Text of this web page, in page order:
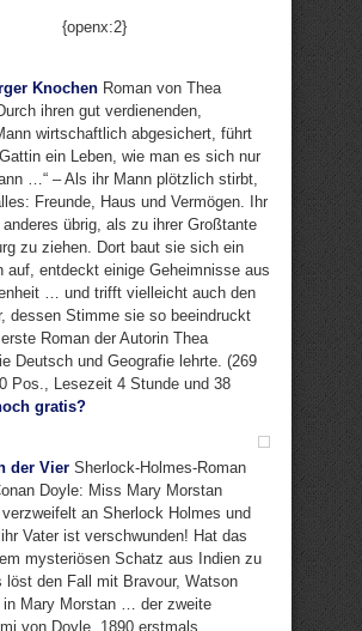
{openx:2}
Knochen Roman von Thea
ihren gut verdienenden,
wirtschaftlich abgesichert, führt
ein Leben, wie man es sich nur
…“ – Als ihr Mann plötzlich stirbt,
Freunde, Haus und Vermögen. Ihr
übrig, als zu ihrer Großtante
zu ziehen. Dort baut sie sich ein
auf, entdeckt einige Geheimnisse aus
… und trifft vielleicht auch den
dessen Stimme sie so beeindruckt
Roman der Autorin Thea
Deutsch und Geografie lehrte. (269
Pos., Lesezeit 4 Stunde und 38
gratis?
der Vier Sherlock-Holmes-Roman
Doyle: Miss Mary Morstan
an Sherlock Holmes und
Vater ist verschwunden! Hat das
mysteriösen Schatz aus Indien zu
löst den Fall mit Bravour, Watson
in Mary Morstan … der zweite
von Doyle, 1890 erstmals